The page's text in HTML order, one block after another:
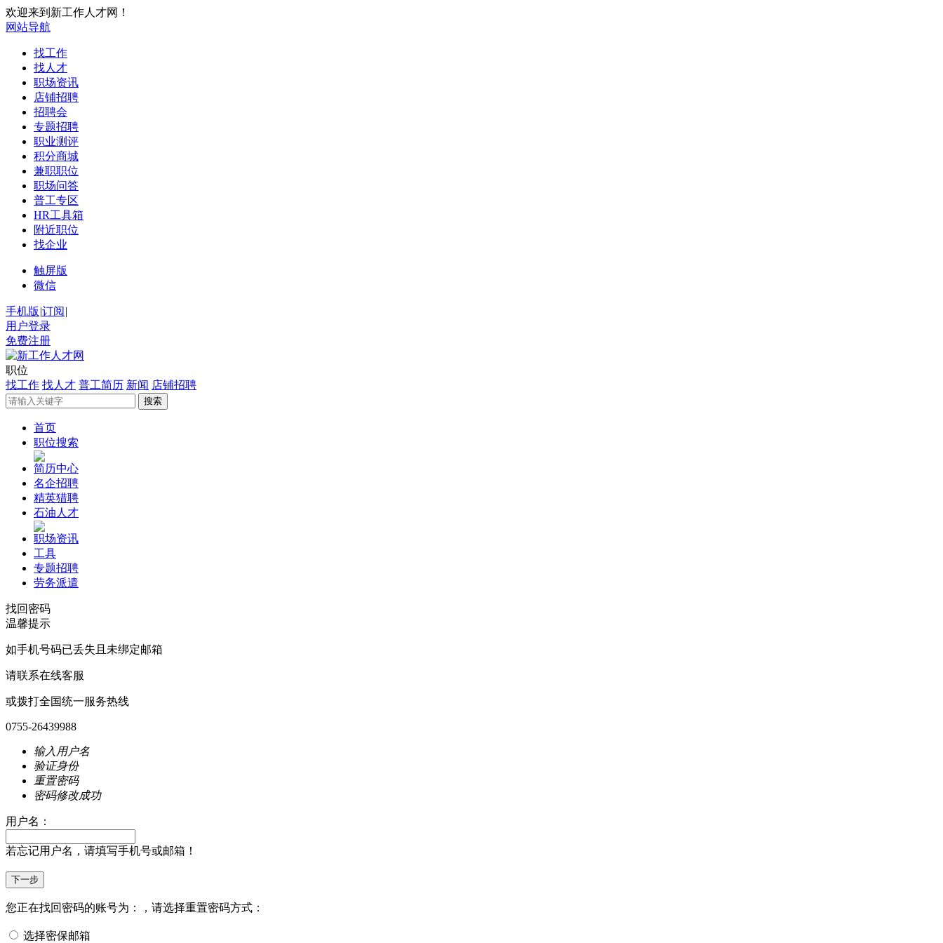
欢迎来到新工作人才网！
网站导航
找工作
找人才
职场资讯
店铺招聘
招聘会
专题招聘
职业测评
积分商城
兼职职位
职场问答
普工专区
HR工具箱
附近职位
找企业
触屏版
微信
手机版 |订阅 |
用户登录
免费注册
职位
找工作 找人才 普工简历 新闻 店铺招聘
首页
职位搜索
简历中心
名企招聘
精英猎聘
石油人才
职场资讯
工具
专题招聘
劳务派遣
找回密码
温馨提示
如手机号码已丢失且未绑定邮箱
请联系在线客服
或拨打全国统一服务热线
0755-26439988
输入用户名
验证身份
重置密码
密码修改成功
用户名：
若忘记用户名，请填写手机号或邮箱！
您正在找回密码的账号为： ，请选择重置密码方式：
选择密保邮箱